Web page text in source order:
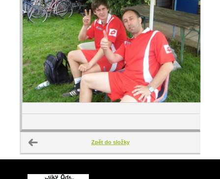
Zpět do složky